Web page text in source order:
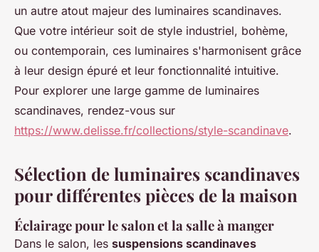
un autre atout majeur des luminaires scandinaves.
Que votre intérieur soit de style industriel, bohème,
ou contemporain, ces luminaires s'harmonisent grâce
à leur design épuré et leur fonctionnalité intuitive.
Pour explorer une large gamme de luminaires
scandinaves, rendez-vous sur
https://www.delisse.fr/collections/style-scandinave.
Sélection de luminaires scandinaves
pour différentes pièces de la maison
Éclairage pour le salon et la salle à manger
Dans le salon, les suspensions scandinaves